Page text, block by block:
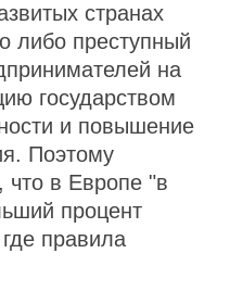
странах
либо преступный
на
государством
и повышение
Поэтому
что в Европе "в
процент
правила